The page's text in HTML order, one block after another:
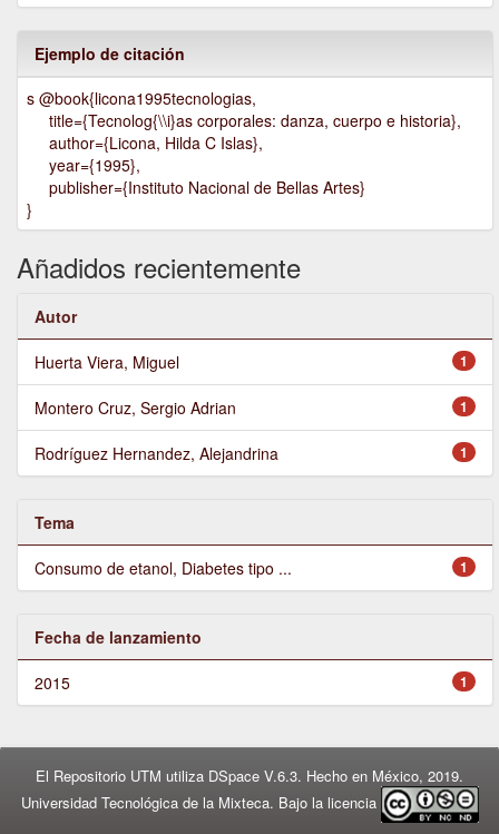
Ejemplo de citación
s @book{licona1995tecnologias,
title={Tecnolog{\\i}as corporales: danza, cuerpo e historia},
author={Licona, Hilda C Islas},
year={1995},
publisher={Instituto Nacional de Bellas Artes}
}
Añadidos recientemente
Autor
1
Huerta Viera, Miguel
1
Montero Cruz, Sergio Adrian
1
Rodríguez Hernandez, Alejandrina
Tema
1
Consumo de etanol, Diabetes tipo ...
Fecha de lanzamiento
1
2015
El Repositorio UTM utiliza DSpace V.6.3. Hecho en México, 2019.
Universidad Tecnológica de la Mixteca. Bajo la licencia